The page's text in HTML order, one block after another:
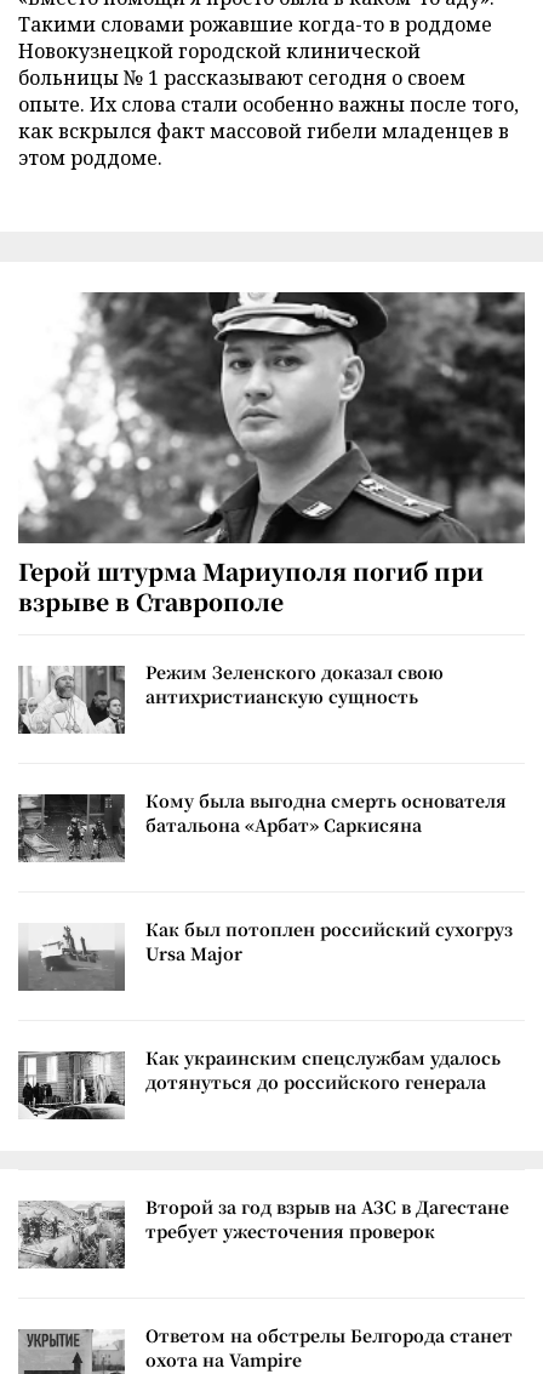
Такими словами рожавшие когда-то в роддоме
Новокузнецкой городской клинической
больницы № 1 рассказывают сегодня о своем
опыте. Их слова стали особенно важны после того,
как вскрылся факт массовой гибели младенцев в
этом роддоме.
Герой штурма Мариуполя погиб при
взрыве в Ставрополе
Режим Зеленского доказал свою
антихристианскую сущность
Кому была выгодна смерть основателя
батальона «Арбат» Саркисяна
Как был потоплен российский сухогруз
Ursa Major
Как украинским спецслужбам удалось
дотянуться до российского генерала
Второй за год взрыв на АЗС в Дагестане
требует ужесточения проверок
Ответом на обстрелы Белгорода станет
охота на Vampire